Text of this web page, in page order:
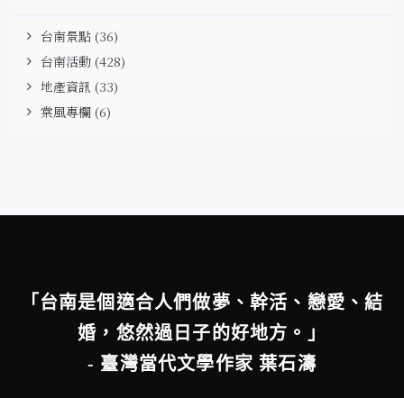
台南景點 (36)
台南活動 (428)
地產資訊 (33)
棠風專欄 (6)
「台南是個適合人們做夢、幹活、戀愛、結
婚，悠然過日子的好地方。」
- 臺灣當代文學作家 葉石濤